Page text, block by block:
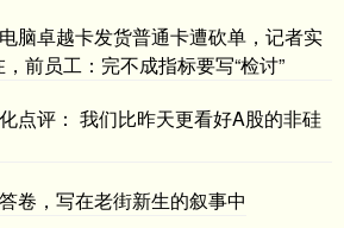
脑卓越卡发货普通卡遭砍单，记者实
前员工：完不成指标要写“检讨”
点评： 我们比昨天更看好A股的非硅
卷，写在老街新生的叙事中